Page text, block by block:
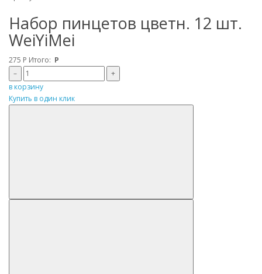
Набор пинцетов цветн. 12 шт.
WeiYiMei
275 Р Итого: Р
–
+
в корзину
Купить в один клик